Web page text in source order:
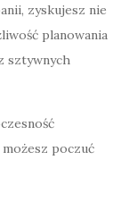
zyskujesz nie
planowania
sztywnych
poczuć